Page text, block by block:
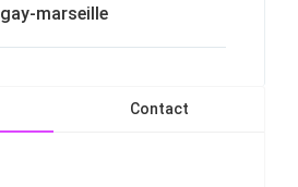
gay-marseille
Contact